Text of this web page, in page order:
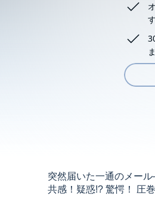
突然届いた一通のメー
共感！疑惑!? 驚愕！ 圧